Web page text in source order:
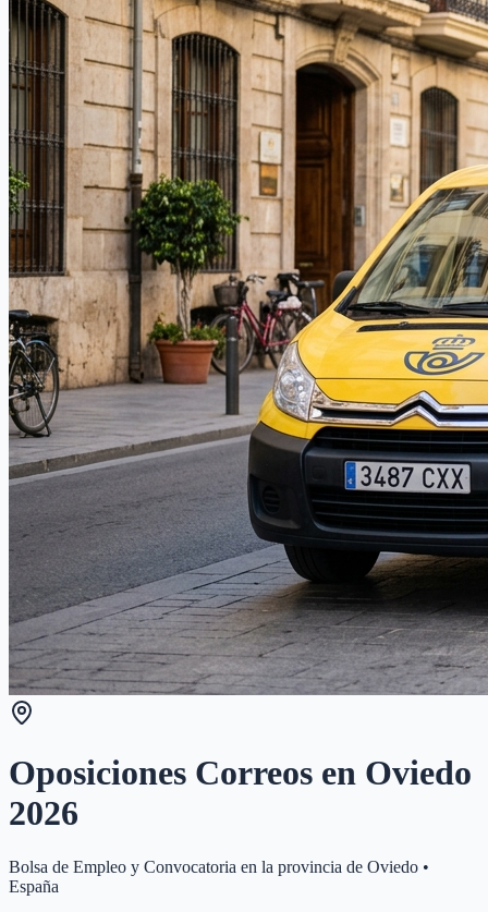
Oposiciones Correos en Oviedo
2026
Bolsa de Empleo y Convocatoria en la provincia de Oviedo •
España